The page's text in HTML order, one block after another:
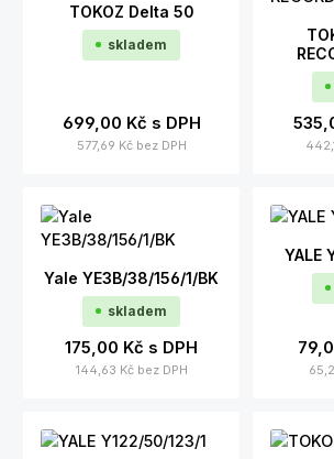
TOKOZ Delta 50
skladem
699,00 Kč s DPH
577,69 Kč bez DPH
Yale YE3B/38/156/1/BK
skladem
175,00 Kč s DPH
144,63 Kč bez DPH
YALE